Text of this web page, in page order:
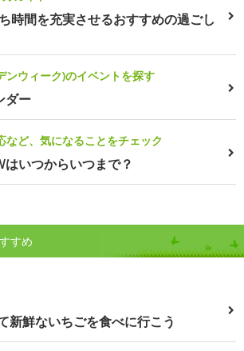
時間を充実させるおすすめの過ごし
ンウィーク)のイベントを探す
ダー
など、気になることをチェック
いつからいつまで？
すめ
新鮮ないちごを食べに行こう